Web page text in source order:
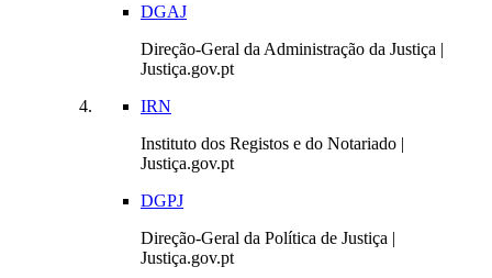
DGAJ
Direção-Geral da Administração da Justiça |
Justiça.gov.pt
IRN
Instituto dos Registos e do Notariado |
Justiça.gov.pt
DGPJ
Direção-Geral da Política de Justiça |
Justiça.gov.pt